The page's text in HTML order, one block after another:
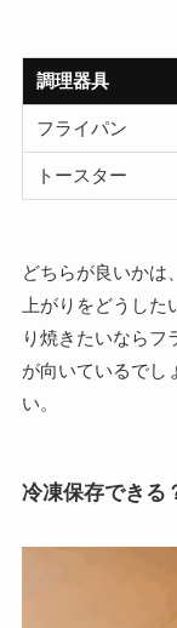
調理器具
フライパン
トースター
どちらが良いかは
上がりをどうし
り焼きたいならフ
が向いているでし
い。
冷凍保存できる